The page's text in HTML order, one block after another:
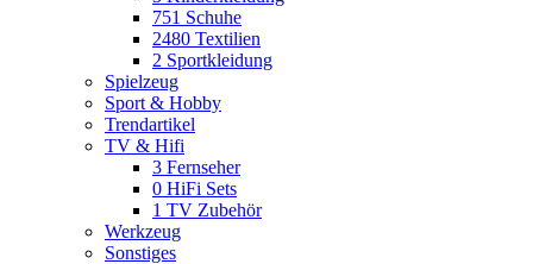
751 Schuhe
2480 Textilien
2 Sportkleidung
Spielzeug
Sport & Hobby
Trendartikel
TV & Hifi
3 Fernseher
0 HiFi Sets
1 TV Zubehör
Werkzeug
Sonstiges